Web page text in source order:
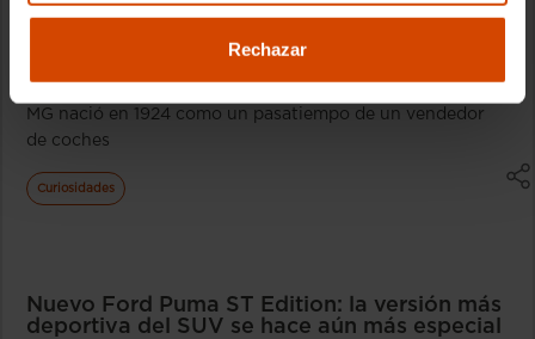
Rechazar
MG nació en 1924 como un pasatiempo de un vendedor
de coches
Curiosidades
Nuevo Ford Puma ST Edition: la versión más
deportiva del SUV se hace aún más especial